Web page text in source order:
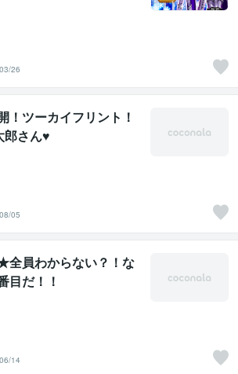
26
！ツーカイフリント！
郎さん♥
05
全員わからない？！な
目だ！！
14